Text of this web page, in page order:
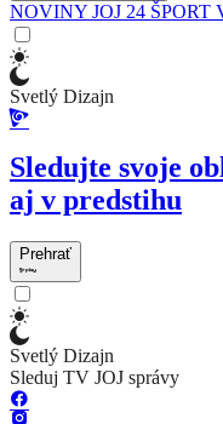
NOVINY JOJ 24 ŠPORT
Svetlý Dizajn
Sledujte svoje
aj v predstihu
Prehrať
Svetlý Dizajn
Sleduj TV JOJ správy